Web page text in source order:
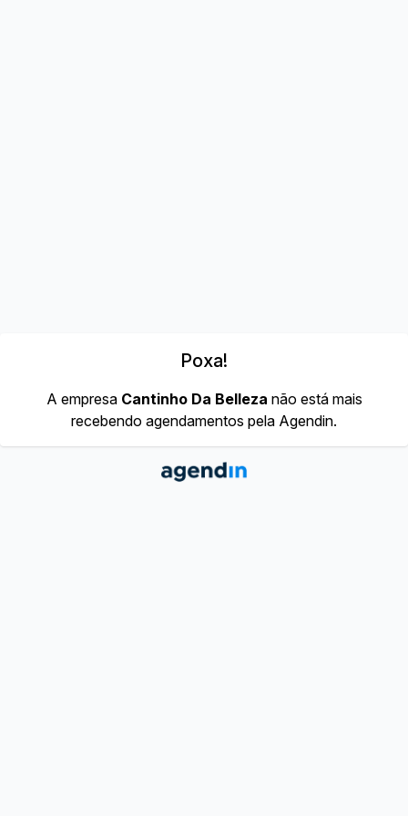
Poxa!
A empresa Cantinho Da Belleza não está mais
recebendo agendamentos pela Agendin.